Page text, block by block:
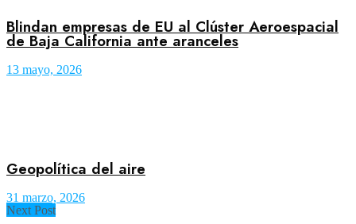
Blindan empresas de EU al Clúster Aeroespacial
de Baja California ante aranceles
13 mayo, 2026
Geopolítica del aire
31 marzo, 2026
Next Post